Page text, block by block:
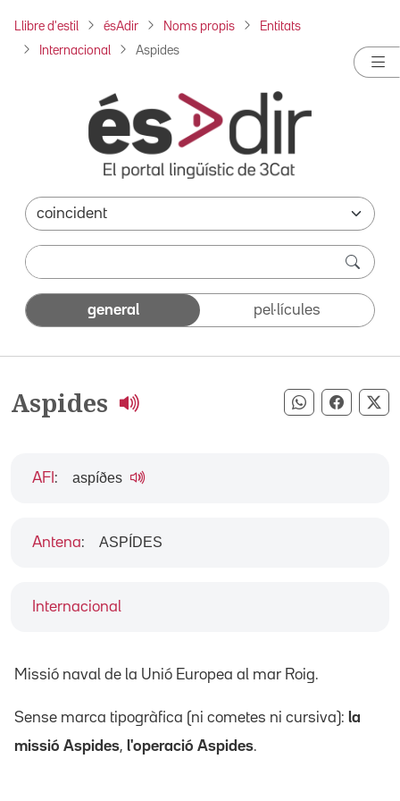
Llibre d'estil ésAdir Noms propis Entitats
Internacional Aspides
general pel·lícules
Aspides Compartir
Internacional
AFI : aspíðes
Antena: ASPÍDES
Missió naval de la Unió Europea al mar Roig.
Sense marca tipogràfica (ni cometes ni cursiva): la
missió Aspides, l'operació Aspides.